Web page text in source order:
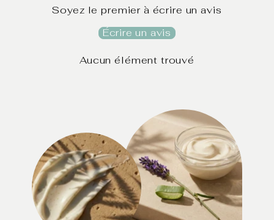
Soyez le premier à écrire un avis
Écrire un avis
Aucun élément trouvé